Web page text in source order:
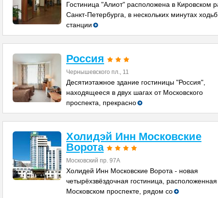
Гостиница "Алиот" расположена в Кировском
Санкт-Петербурга, в нескольких минутах
станции
Россия
Чернышевского пл., 11
Десятиэтажное здание гостиницы "Россия",
находящееся в двух шагах от Московского
проспекта, прекрасно
Холидэй Инн Московские
Ворота
Московский пр. 97А
Холидей Инн Московские Ворота - новая
четырёхзвёздочная гостиница,
Московском проспекте, рядом со